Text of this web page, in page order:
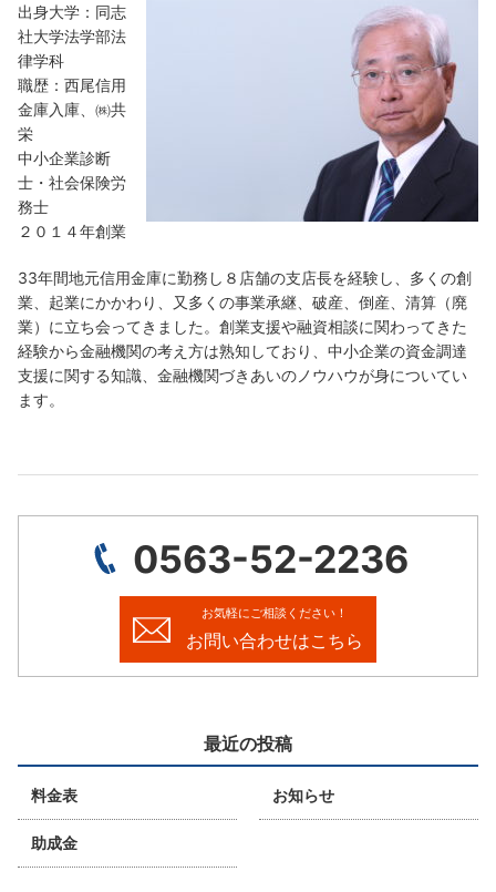
出身大学：同志
社大学法学部法
律学科
職歴：西尾信用
金庫入庫、㈱共
栄
中小企業診断
士・社会保険労
務士
２０１４年創業
33年間地元信用金庫に勤務し８店舗の支店長を経験し、多くの創
業、起業にかかわり、又多くの事業承継、破産、倒産、清算（廃
業）に立ち会ってきました。創業支援や融資相談に関わってきた
経験から金融機関の考え方は熟知しており、中小企業の資金調達
支援に関する知識、金融機関づきあいのノウハウが身についてい
ます。
0563-52-2236
お気軽にご相談ください！
お問い合わせはこちら
最近の投稿
料金表 お知らせ
助成金